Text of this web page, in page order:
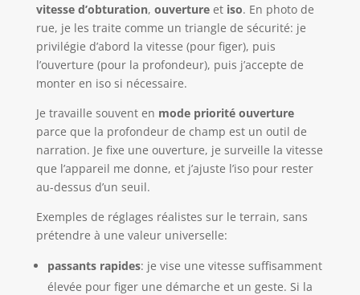
vitesse d’obturation, ouvertureet iso. En photo de
rue, je les traite comme un triangle de sécurité: je
privilégie d’abord la vitesse (pour figer), puis
l’ouverture (pour la profondeur), puis j’accepte de
monter en iso si nécessaire.
Je travaille souvent en mode priorité ouverture
parce que la profondeur de champ est un outil de
narration. Je fixe une ouverture, je surveille la vitesse
que l’appareil me donne, et j’ajuste l’iso pour rester
au-dessus d’un seuil.
Exemples de réglages réalistes sur le terrain, sans
prétendre à une valeur universelle:
passants rapides: je vise une vitesse suffisamment
élevée pour figer une démarche et un geste. Si la